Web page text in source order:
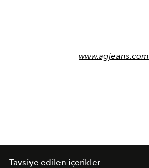
www.agjeans.com
Tavsiye edilen içerikler